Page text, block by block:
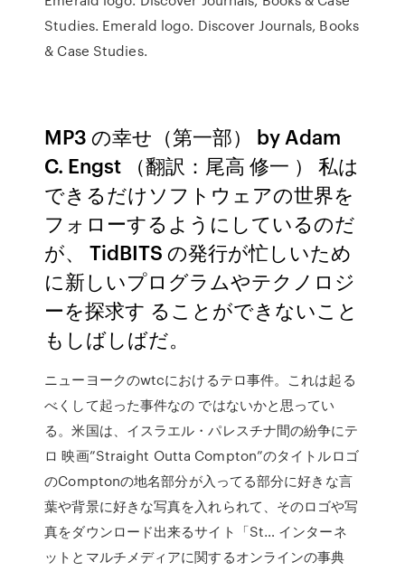
Studies. Emerald logo. Discover Journals, Books
& Case Studies.
MP3 の幸せ（第一部） by Adam
C. Engst
（翻訳：尾高 修一 ） 私は
できるだけソフトウェアの世界を
フォローするようにしているのだ
が、 TidBITS の発行が忙しいため
に新しいプログラムやテクノロジ
ーを探求す ることができないこと
もしばしばだ。
ニューヨークのwtcにおけるテロ事件。これは起る
べくして起った事件なの ではないかと思ってい
る。米国は、イスラエル・パレスチナ間の紛争にテ
ロ 映画”Straight Outta Compton”のタイトルロゴ
のComptonの地名部分が入ってる部分に好きな言
葉や背景に好きな写真を入れられて、そのロゴや写
真をダウンロード出来るサイト「St… インターネ
ットとマルチメディアに関するオンラインの事典